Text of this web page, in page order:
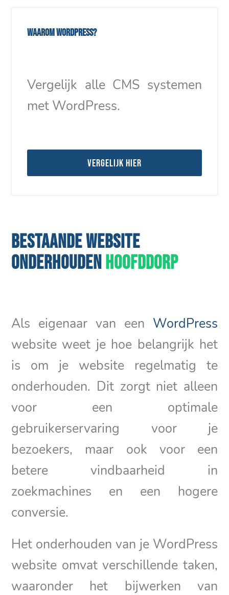
Waarom WordPress?
Vergelijk alle CMS systemen
met WordPress.
Vergelijk hier
BESTAANDE WEBSITE
ONDERHOUDENHOOFDDORP
Als eigenaar van een WordPress
website weet je hoe belangrijk het
is om je website regelmatig te
onderhouden. Dit zorgt niet alleen
voor een optimale
gebruikerservaring voor je
bezoekers, maar ook voor een
betere vindbaarheid in
zoekmachines en een hogere
conversie.
Het onderhouden van je WordPress
website omvat verschillende taken,
waaronder het bijwerken van